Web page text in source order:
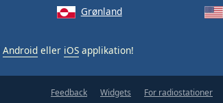
Grønland
Android eller iOS applikation!
Feedback Widgets For radiostationer